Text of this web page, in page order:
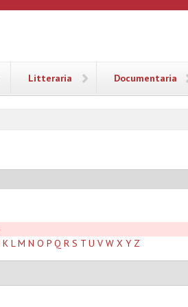
Litteraria Documentaria
K L M N O P Q R S T U V W X Y Z